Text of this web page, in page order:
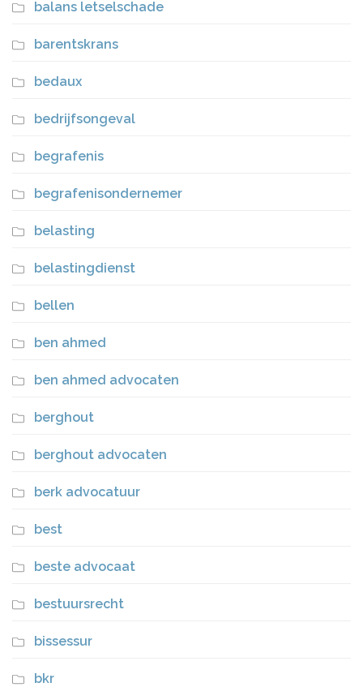
balans letselschade
barentskrans
bedaux
bedrijfsongeval
begrafenis
begrafenisondernemer
belasting
belastingdienst
bellen
ben ahmed
ben ahmed advocaten
berghout
berghout advocaten
berk advocatuur
best
beste advocaat
bestuursrecht
bissessur
bkr